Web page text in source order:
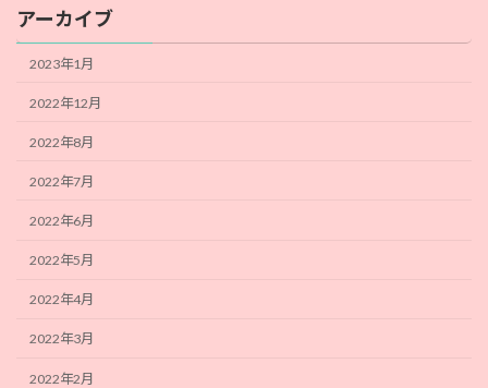
アーカイブ
2023年1月
2022年12月
2022年8月
2022年7月
2022年6月
2022年5月
2022年4月
2022年3月
2022年2月